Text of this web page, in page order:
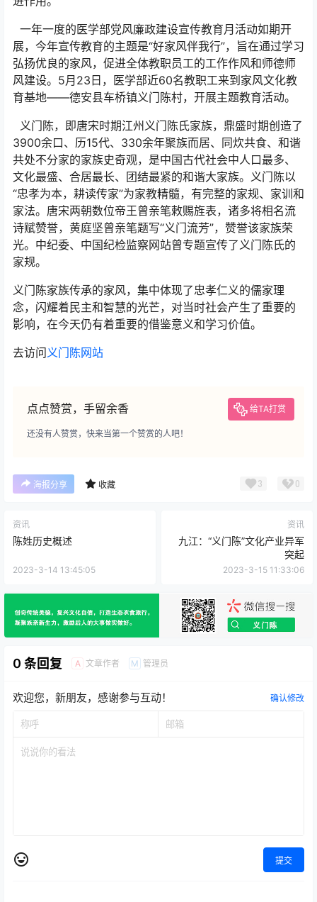
一年一度的医学部党风廉政建设宣传教育月活动如期开
展，今年宣传教育的主题是“好家风伴我行”，旨在通过学习
弘扬优良的家风，促进全体教职员工的工作作风和师德师
风建设。5月23日，医学部近60名教职工来到家风文化教
育基地——德安县车桥镇义门陈村，开展主题教育活动。
义门陈，即唐宋时期江州义门陈氏家族，鼎盛时期创造了
3900余口、历15代、330余年聚族而居、同炊共食、和谐
共处不分家的家族史奇观，是中国古代社会中人口最多、
文化最盛、合居最长、团结最紧的和谐大家族。义门陈以
“忠孝为本，耕读传家”为家教精髓，有完整的家规、家训和
家法。唐宋两朝数位帝王曾亲笔敕赐旌表，诸多将相名流
诗赋赞誉，黄庭坚曾亲笔题写“义门流芳”，赞誉该家族荣
光。中纪委、中国纪检监察网站曾专题宣传了义门陈氏的
家规。
义门陈家族传承的家风，集中体现了忠孝仁义的儒家理
念，闪耀着民主和智慧的光芒，对当时社会产生了重要的
影响，在今天仍有着重要的借鉴意义和学习价值。
去访问义门陈网站
点点赞赏，手留余香 给TA打赏
还没有人赞赏，快来当第一个赞赏的人吧！
海报分享 收藏 3 0
资讯
陈姓历史概述
2023-3-14 13:45:05
资讯
九江：“义门陈”文化产业异军
突起
2023-3-15 11:33:06
0 条回复 A 文章作者 M 管理员
欢迎您，新朋友，感谢参与互动！ 确认修改
提交